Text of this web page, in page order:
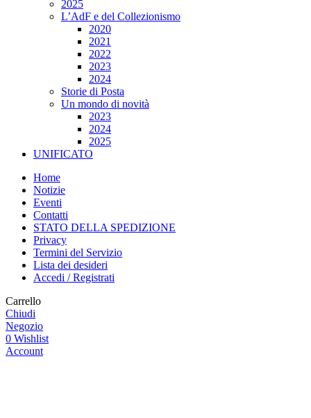
2025
L’AdF e del Collezionismo
2020
2021
2022
2023
2024
Storie di Posta
Un mondo di novità
2023
2024
2025
UNIFICATO
Home
Notizie
Eventi
Contatti
STATO DELLA SPEDIZIONE
Privacy
Termini del Servizio
Lista dei desideri
Accedi / Registrati
Carrello
Chiudi
Negozio
0 Wishlist
Account